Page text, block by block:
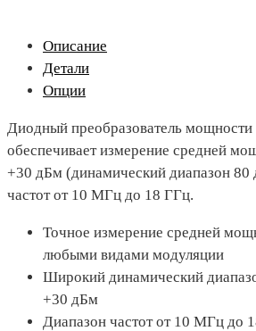
Описание
Детали
Опции
Диодный преобразователь
обеспечивает измерение средней
+30 дБм (динамический диапазон 80
частот от 10 МГц до 18 ГГц.
Точное измерение средней
любыми видами модуляции
Широкий динамический
+30 дБм
Диапазон частот от 10 МГц до